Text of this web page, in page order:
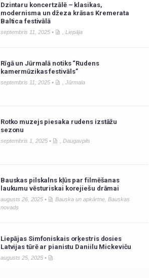
Dzintaru koncertzālē – klasikas,
modernisma un džeza krāsas Kremerata
Baltica festivālā
septembris 11, 2025 • Liepāja
Rīgā un Jūrmalā notiks “Rudens
kamermūzikas festivāls”
septembris 11, 2025 • Jūrmala
Rotko muzejs piesaka rudens izstāžu
sezonu
septembris 1, 2025 • Daugavpils
Bauskas pilskalns kļūs par filmēšanas
laukumu vēsturiskai korejiešu drāmai
augusts 26, 2025 • Bauska un apkārtne, Bauskas
novads
Liepājas Simfoniskais orķestris dosies
Latvijas tūrē ar pianistu Daniilu Mickeviču
augusts 25, 2025 •